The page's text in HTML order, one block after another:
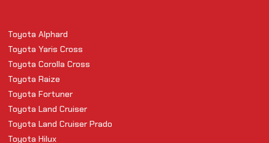
Toyota Alphard
Toyota Yaris Cross
Toyota Corolla Cross
Toyota Raize
Toyota Fortuner
Toyota Land Cruiser
Toyota Land Cruiser Prado
Toyota Hilux